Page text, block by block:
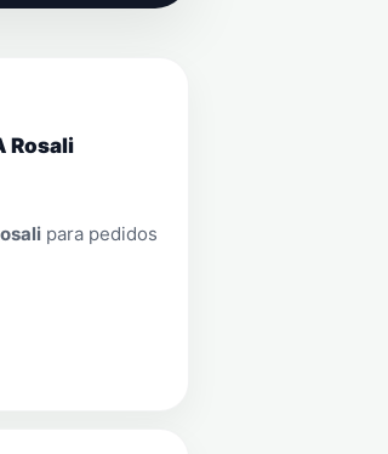
Rosali
para pedidos